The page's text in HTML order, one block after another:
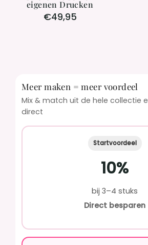
eigenen Drucken
€49,95
Meer maken = meer voordeel
Mix & match uit de hele collectie
direct
Startvoordeel
10%
bij 3–4 stuks
Direct besparen